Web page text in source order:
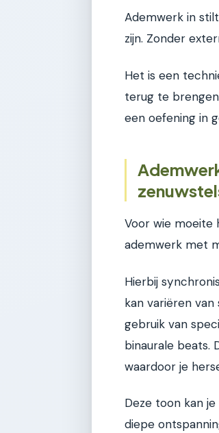
Ademwerk in
zijn. Zonder
Het is een
terug te
een oefening in
Voor wie moeite
ademwerk met
Hierbij
kan variëren
gebruik van
binaurale beats.
waardoor je
Deze toon kan
diepe